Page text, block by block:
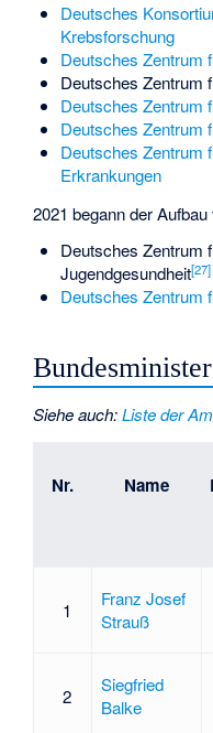
Deutsches
Krebsforschung
Deutsches Zentrum
Deutsches Zentrum
Deutsches Zentrum
Deutsches Zentrum
Deutsches Zentrum
Erkrankungen
2021 begann der
Deutsches Zentrum
Jugendgesundheit[27]
Deutsches Zentrum
Siehe auch:Liste der
Nr. Name
1
Franz Josef
Strauß
2
Siegfried
Balke